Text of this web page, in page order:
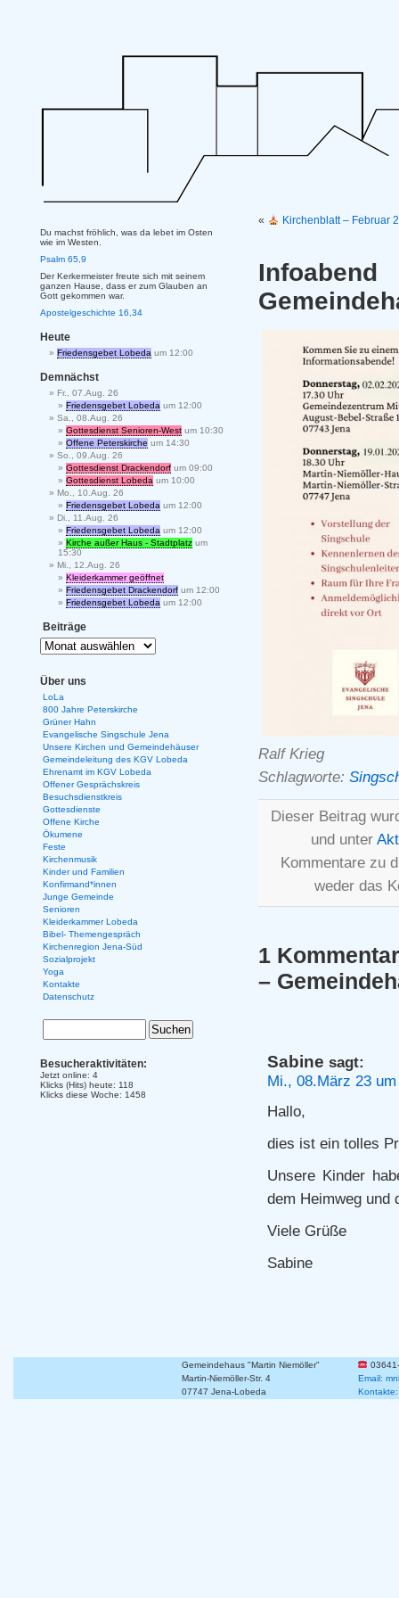
« Kirchenblatt – Februar
Ralf Krieg
Schlagworte:
Dieser Beitrag
und unter
Kommentare zu
weder das
1
–
Sabine sagt:
Mi., 08.März 23
Hallo,
dies ist ein tolles
Unsere Kinder
dem Heimweg und
Viele Grüße
Sabine
Du machst fröhlich, was da lebet im Osten
wie im Westen.
Psalm 65,9
Der Kerkermeister freute sich mit seinem
ganzen Hause, dass er zum Glauben an
Gott gekommen war.
Apostelgeschichte 16,34
Heute
Friedensgebet Lobeda um 12:00
Demnächst
Fr., 07.Aug. 26
Friedensgebet Lobeda um 12:00
Sa., 08.Aug. 26
Gottesdienst Senioren-West um 10:30
Offene Peterskirche um 14:30
So., 09.Aug. 26
Gottesdienst Drackendorf um 09:00
Gottesdienst Lobeda um 10:00
Mo., 10.Aug. 26
Friedensgebet Lobeda um 12:00
Di., 11.Aug. 26
Friedensgebet Lobeda um 12:00
Kirche außer Haus - Stadtplatz um
15:30
Mi., 12.Aug. 26
Kleiderkammer geöffnet
Friedensgebet Drackendorf um 12:00
Friedensgebet Lobeda um 12:00
Beiträge
Über uns
LoLa
800 Jahre Peterskirche
Grüner Hahn
Evangelische Singschule Jena
Unsere Kirchen und Gemeindehäuser
Gemeindeleitung des KGV Lobeda
Ehrenamt im KGV Lobeda
Offener Gesprächskreis
Besuchsdienstkreis
Gottesdienste
Offene Kirche
Ökumene
Feste
Kirchenmusik
Kinder und Familien
Konfirmand*innen
Junge Gemeinde
Senioren
Kleiderkammer Lobeda
Bibel- Themengespräch
Kirchenregion Jena-Süd
Sozialprojekt
Yoga
Kontakte
Datenschutz
Besucheraktivitäten:
Jetzt online: 4
Klicks (Hits) heute: 118
Klicks diese Woche: 1458
Gemeindehaus "Martin Niemöller"
Martin-Niemöller-Str. 4
Email:
07747 Jena-Lobeda